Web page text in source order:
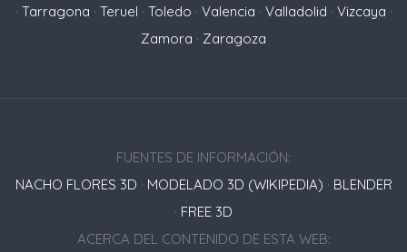
· Tarragona · Teruel · Toledo · Valencia · Valladolid · Vizcaya ·
Zamora · Zaragoza
FUENTES DE INFORMACIÓN:
NACHO FLORES 3D · MODELADO 3D (WIKIPEDIA) · BLENDER
· FREE 3D
ACERCA DEL CONTENIDO DE ESTA WEB: